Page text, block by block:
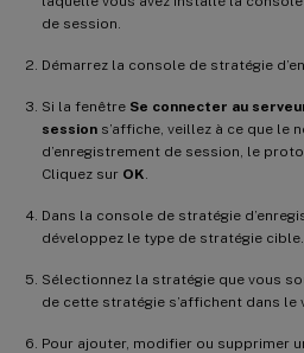
de session.
Démarrez la console de stratégie
Si la fenêtre Se connecter au
session s’affiche, veillez à ce que le
d’enregistrement de session, le
Cliquez sur OK
Dans la console de stratégie
développez le type de stratégie cible.
Sélectionnez la stratégie que vous
de cette stratégie s’affichent dans le
Pour ajouter, modifier ou supprimer